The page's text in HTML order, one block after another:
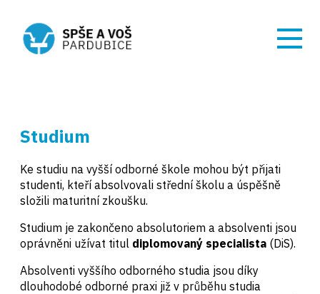
Studium
Ke studiu na vyšší odborné škole mohou být přijati
studenti, kteří absolvovali střední školu a úspěšně
složili maturitní zkoušku.
Studium je zakončeno absolutoriem a absolventi jsou
oprávněni užívat titul diplomovaný specialista (DiS).
Absolventi vyššího odborného studia jsou díky
dlouhodobé odborné praxi již v průběhu studia